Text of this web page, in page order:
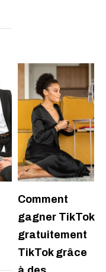
Comment
gagner TikTok
gratuitement
TikTok grâce